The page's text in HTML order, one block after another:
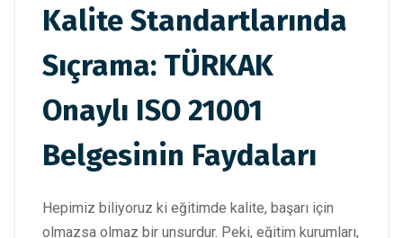
Kalite Standartlarında
Sıçrama: TÜRKAK
Onaylı ISO 21001
Belgesinin Faydaları
Hepimiz biliyoruz ki eğitimde kalite, başarı için
olmazsa olmaz bir unsurdur. Peki, eğitim kurumları,